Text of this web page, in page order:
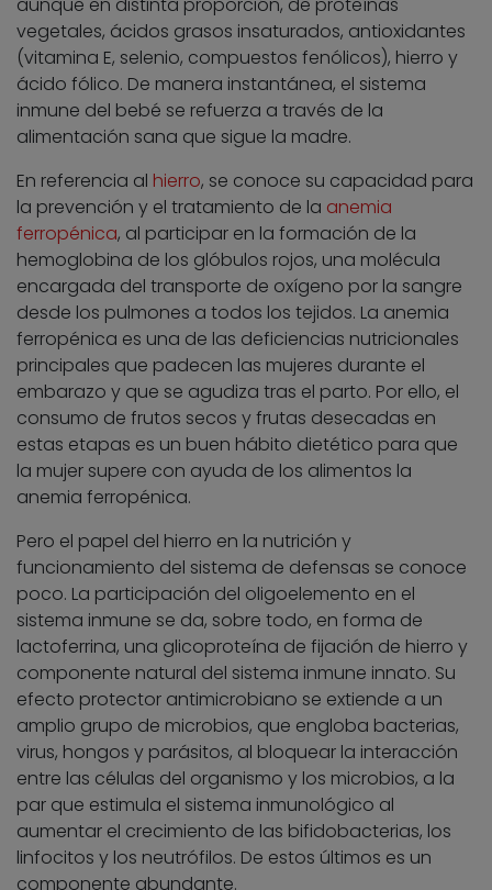
aunque en distinta proporción, de proteínas
vegetales, ácidos grasos insaturados, antioxidantes
(vitamina E, selenio, compuestos fenólicos), hierro y
ácido fólico. De manera instantánea, el sistema
inmune del bebé se refuerza a través de la
alimentación sana que sigue la madre.
En referencia al hierro, se conoce su capacidad para
la prevención y el tratamiento de la anemia
ferropénica, al participar en la formación de la
hemoglobina de los glóbulos rojos, una molécula
encargada del transporte de oxígeno por la sangre
desde los pulmones a todos los tejidos. La anemia
ferropénica es una de las deficiencias nutricionales
principales que padecen las mujeres durante el
embarazo y que se agudiza tras el parto. Por ello, el
consumo de frutos secos y frutas desecadas en
estas etapas es un buen hábito dietético para que
la mujer supere con ayuda de los alimentos la
anemia ferropénica.
Pero el papel del hierro en la nutrición y
funcionamiento del sistema de defensas se conoce
poco. La participación del oligoelemento en el
sistema inmune se da, sobre todo, en forma de
lactoferrina, una glicoproteína de fijación de hierro y
componente natural del sistema inmune innato. Su
efecto protector antimicrobiano se extiende a un
amplio grupo de microbios, que engloba bacterias,
virus, hongos y parásitos, al bloquear la interacción
entre las células del organismo y los microbios, a la
par que estimula el sistema inmunológico al
aumentar el crecimiento de las bifidobacterias, los
linfocitos y los neutrófilos. De estos últimos es un
componente abundante.